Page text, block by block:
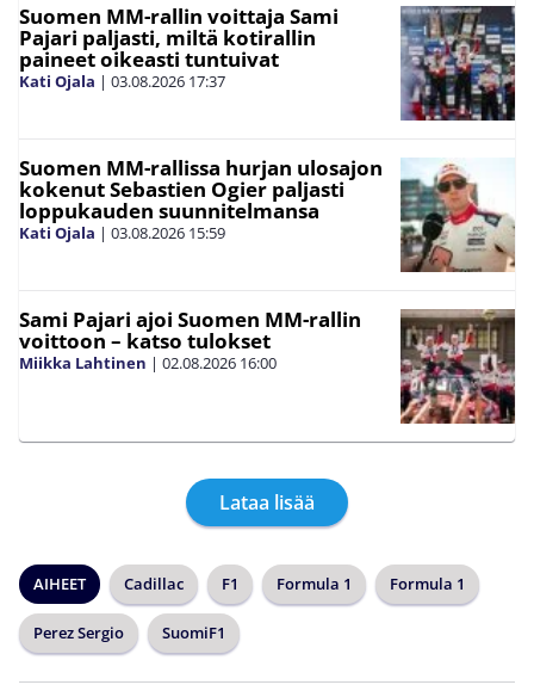
Suomen MM-rallin voittaja Sami
Pajari paljasti, miltä kotirallin
paineet oikeasti tuntuivat
Kati Ojala | 03.08.2026 17:37
Suomen MM-rallissa hurjan ulosajon
kokenut Sebastien Ogier paljasti
loppukauden suunnitelmansa
Kati Ojala | 03.08.2026 15:59
Sami Pajari ajoi Suomen MM-rallin
voittoon – katso tulokset
Miikka Lahtinen | 02.08.2026 16:00
Lataa lisää
AIHEET Cadillac F1 Formula 1 Formula 1
Perez Sergio SuomiF1